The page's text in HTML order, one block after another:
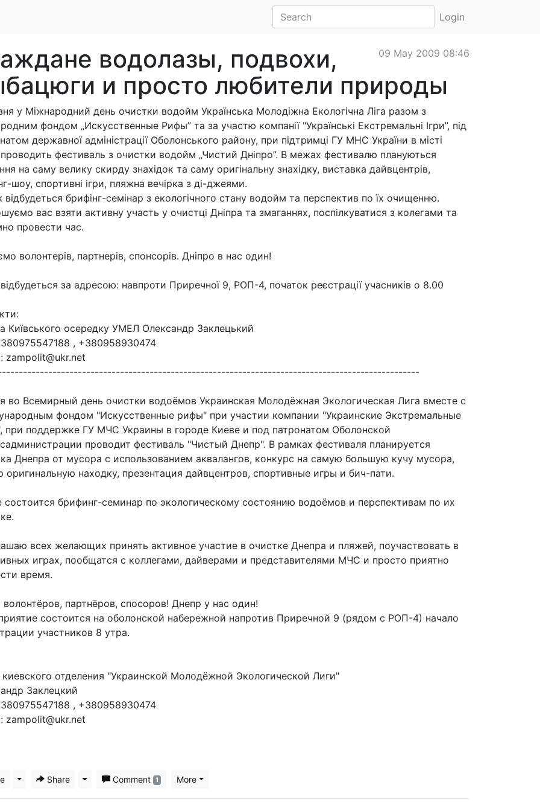
Login
09 May 2009 08:46
водолазы, подвохи,
и просто любители природы
у Міжнародний день очистки водойм Українська Молодіжна Екологічна Ліга разом з
фондом „Искусственные Рифы” та за участю компанії "Українські Екстремальні Ігри”, під
державної адміністрації Оболонського району, при підтримці ГУ МНС України в місті
проводить фестиваль з очистки водойм „Чистий Дніпро”. В межах фестивалю плануються
на саму велику скирду знахідок та саму оригінальну знахідку, виставка дайвцентрів,
шоу, спортивні ігри, пляжна вечірка з ді-джеями.
відбудеться брифінг-семінар з екологічного стану водойм та перспектив по їх очищенню.
вас взяти активну участь у очистці Дніпра та змаганнях, поспілкуватися з колегами та
провести час.
волонтерів, партнерів, спонсорів. Дніпро в нас один!
за адресою: навпроти Приречної 9, РОП-4, початок реєстрації учасників о 8.00
Київського осередку УМЕЛ Олександр Заклецький
, +380958930474
zampolit@ukr.net
во Всемирный день очистки водоёмов Украинская Молодёжная Экологическая Лига вместе с
фондом "Искусственные рифы" при участии компании "Украинские Экстремальные
при поддержке ГУ МЧС Украины в городе Киеве и под патронатом Оболонской
проводит фестиваль "Чистый Днепр". В рамках фестиваля планируется
Днепра от мусора с использованием аквалангов, конкурс на самую большую кучу мусора,
оригинальную находку, презентация дайвцентров, спортивные игры и бич-пати.
состоится брифинг-семинар по экологическому состоянию водоёмов и перспективам по их
всех желающих принять активное участие в очистке Днепра и пляжей, поучаствовать в
играх, пообщатся с коллегами, дайверами и представителями МЧС и просто приятно
время.
партнёров, спосоров! Днепр у нас один!
состоится на оболонской набережной напротив Приречной 9 (рядом с РОП-4) начало
участников 8 утра.
киевского отделения "Украинской Молодёжной Экологической Лиги"
Заклецкий
, +380958930474
zampolit@ukr.net
Toggle Dropdown
Share Toggle Dropdown
Comment 1 More